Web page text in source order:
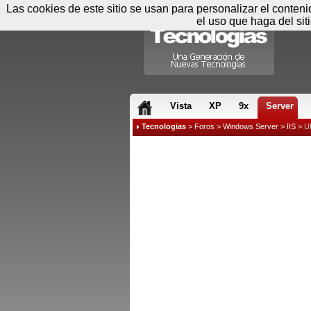
Vista XP 9x Server
Tecnologias > Foros > Windows Server > IIS >
Las cookies de este sitio se usan para personalizar el
el uso que haga del